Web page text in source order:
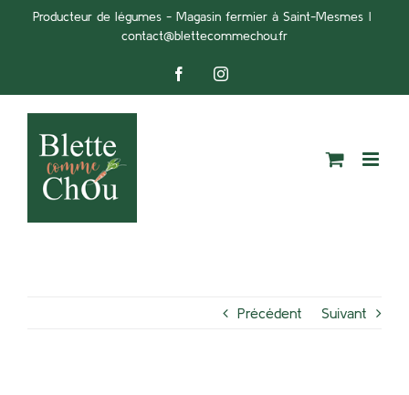
PasserProducteur de légumes - Magasin fermier à Saint-Mesmes |
contact@blettecommechou.fr
FacebookInstagram
Précédent Suivant